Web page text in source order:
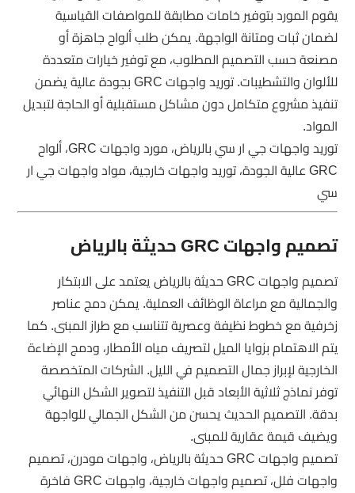
يقوم المورد بتوفير خامات مطابقة للمواصفات القياسية
لضمان ثبات ومتانة الواجهة. يمكن طلب ألواح جاهزة أو
مصنعة حسب التصميم المطلوب، مع توفير خيارات متعددة
للألوان والتشطيبات. توريد واجهات GRC بجودة عالية يضمن
تنفيذ مشروع متكامل دون مشاكل مستقبلية أو الحاجة لتبديل
المواد.
توريد واجهات جي ار سي بالرياض، مورد واجهات GRC، ألواح
GRC عالية الجودة، توريد واجهات خارجية، مواد واجهات جي ار
سي
تصميم واجهات GRC حديثة بالرياض
تصميم واجهات GRC حديثة بالرياض يعتمد على الابتكار
والجمالية مع مراعاة الوظائف العملية. يمكن دمج عناصر
زخرفية مع خطوط نظيفة وعصرية تتناسب مع طراز المبنى. كما
يتم الاهتمام بزوايا الميل لتصريف مياه الأمطار، ودمج الإضاءة
الخارجية لإبراز جمال التصميم في الليل. الشركات المتخصصة
توفر نماذج ثلاثية الأبعاد قبل التنفيذ لتصوير الشكل النهائي
بدقة. التصميم الحديث يحسن من الشكل الجمالي للواجهة
ويضيف قيمة عقارية للمبنى.
تصميم واجهات GRC حديثة بالرياض، واجهات مودرن، تصميم
واجهات فلل، تصميم واجهات خارجية، واجهات GRC فاخرة